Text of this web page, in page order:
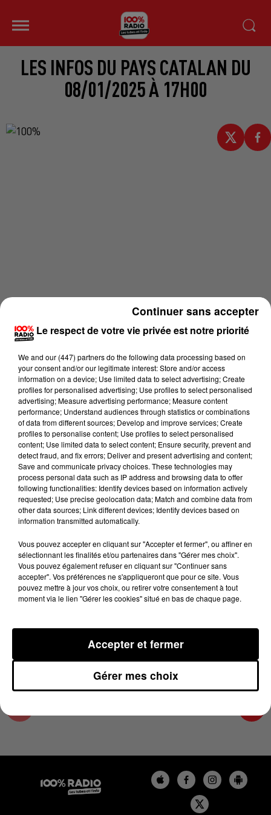
LES INFOS DU PAYS CATALAN DU
08/01/2025 À 17H00
Lecture (4 min 17 sec)
100%
100% Radio les infos du Pays Catalan
8 janvier 2025 - 4 min 17 sec
LES INFOS DU PAYS CATALAN DU 08/01/2025
À 17H00
Podcasts infos du Pays Catalan
Le respect de votre vie privée est notre priorité
We and our (447) partnersdo the following data processing based on
your consent and/or our legitimate interest: Store and/or access
information on a device; Use limited data to select advertising; Create
profiles for personalised advertising; Use profiles to select personalised
advertising; Measure advertising performance; Measure content
performance; Understand audiences through statistics or combinations
of data from different sources; Develop and improve services; Create
profiles to personalise content; Use profiles to select personalised
content; Use limited data to select content; Ensure security, prevent and
detect fraud, and fix errors; Deliver and present advertising and content;
Save and communicate privacy choices. These technologies may
process personal data such as IP address and browsing data to offer
following functionalities: Identify devices based on information actively
requested; Use precise geolocation data; Match and combine data from
other data sources; Link different devices; Identify devices based on
information transmitted automatically.
Vous pouvez accepter en cliquant sur "Accepter et fermer", ou affiner en
sélectionnant les finalités et/ou partenaires dans "Gérer mes choix".
Vous pouvez également refuser en cliquant sur "Continuer sans
accepter". Vos préférences ne s'appliqueront que pour ce site. Vous
pouvez mettre à jour vos choix, ou retirer votre consentement à tout
moment via le lien "Gérer les cookies" situé en bas de chaque page.
Gérer mes choix
Accepter et fermer
Continuer sans accepter